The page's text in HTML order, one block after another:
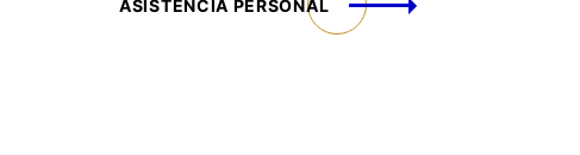
SOBRE NOSOTROS